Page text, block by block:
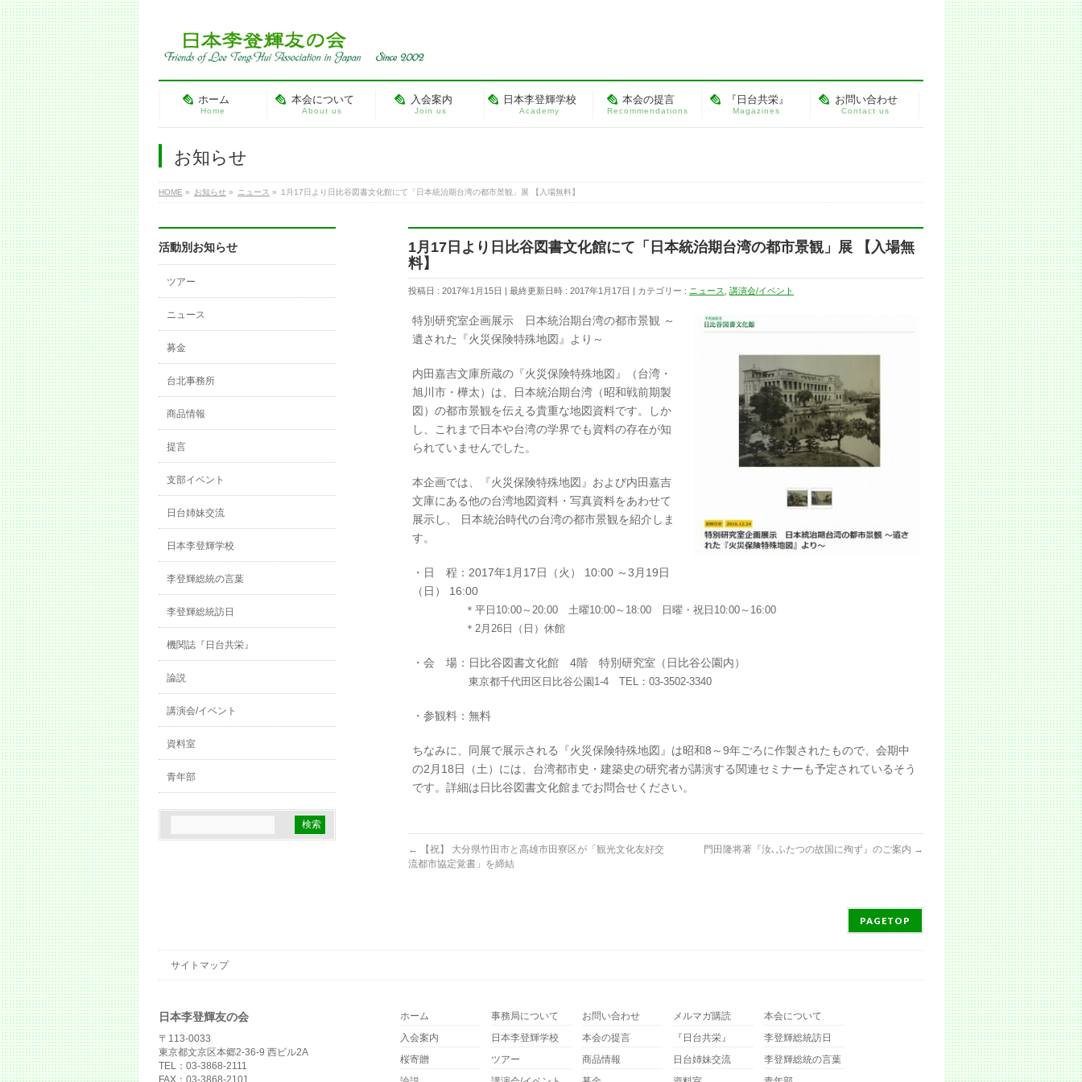
ホーム
Home
本会について
About us
入会案内
Join us
日本李登輝学校
Academy
本会の提言
Recommendations
『日台共栄』
Magazines
お問い合わせ
Contact us
お知らせ
HOME » お知らせ » ニュース » 1月17日より日比谷図書文化館にて「日本統治期台湾の都市景観」展 【入場無料】
1月17日より日比谷図書文化館にて「日本統治期台湾の都市景観」展 【入場無
料】
投稿日 : 2017年1月15日 最終更新日時 : 2017年1月17日 カテゴリー : ニュース 講演会/イベント
特別研究室企画展示 日本統治期台湾の都市景観 ～
遺された『火災保険特殊地図』より～
内田嘉吉文庫所蔵の『火災保険特殊地図』（台湾・
旭川市・樺太）は、日本統治期台湾（昭和戦前期製
図）の都市景観を伝える貴重な地図資料です。しか
し、これまで日本や台湾の学界でも資料の存在が知
られていませんでした。
本企画では、『火災保険特殊地図』および内田嘉吉
文庫にある他の台湾地図資料・写真資料をあわせて
展示し、 日本統治時代の台湾の都市景観を紹介しま
す。
・日 程：2017年1月17日（火） 10:00 ～3月19日
（日） 16:00
＊平日10:00～20:00 土曜10:00～18:00 日曜・祝日10:00～16:00
＊2月26日（日）休館
・会 場：日比谷図書文化館 4階 特別研究室（日比谷公園内）
東京都千代田区日比谷公園1-4 TEL：03-3502-3340
・参観料：無料
ちなみに、同展で展示される『火災保険特殊地図』は昭和8～9年ごろに作製されたもので、会期中
の2月18日（土）には、台湾都市史・建築史の研究者が講演する関連セミナーも予定されているそう
です。詳細は日比谷図書文化館までお問合せください。
←
【祝】 大分県竹田市と高雄市田寮区が「観光文化友好交
流都市協定覚書」を締結
門田隆将著『汝､ふたつの故国に殉ず』のご案内 →
活動別お知らせ
ツアー
ニュース
募金
台北事務所
商品情報
提言
支部イベント
日台姉妹交流
日本李登輝学校
李登輝総統の言葉
李登輝総統訪日
機関誌『日台共栄』
論説
講演会/イベント
資料室
青年部
PAGETOP
サイトマップ
日本李登輝友の会
〒113-0033
東京都文京区本郷2-36-9 西ビル2A
TEL：03-3868-2111
FAX：03-3868-2101
ホーム 事務局について お問い合わせ メルマガ購読
本会について
入会案内
日本李登輝学校 本会の提言 『日台共栄』
李登輝総統訪日
桜寄贈
ツアー 商品情報 日台姉妹交流
李登輝総統の言葉